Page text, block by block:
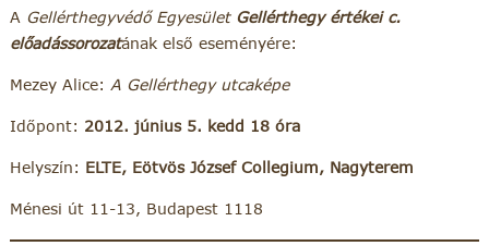
A Gellérthegyvédő Egyesület Gellérthegy értékei c.
előadássorozatának első eseményére:
Mezey Alice: A Gellérthegy utcaképe
Időpont: 2012. június 5. kedd 18 óra
Helyszín: ELTE, Eötvös József Collegium, Nagyterem
Ménesi út 11-13, Budapest 1118